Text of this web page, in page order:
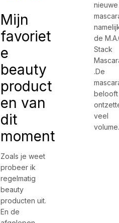
Mijn
favoriet
e
beauty
product
en van
dit
moment
Zoals je weet
probeer ik
regelmatig
beauty
producten uit.
En de
nieuwe
de
Stack
.De
belooft
veel